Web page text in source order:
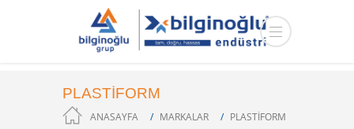
PLASTIFORM
ANASAYFA MARKALAR PLASTIFORM